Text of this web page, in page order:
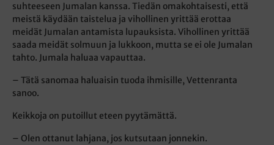
suhteeseen Jumalan kanssa. Tiedän omakohtaisesti, että
meistä käydään taistelua ja vihollinen yrittää erottaa
meidät Jumalan antamista lupauksista. Vihollinen yrittää
saada meidät solmuun ja lukkoon, mutta se ei ole Jumalan
tahto. Jumala haluaa vapauttaa.
– Tätä sanomaa haluaisin tuoda ihmisille, Vettenranta
sanoo.
Keikkoja on putoillut eteen pyytämättä.
– Olen ottanut lahjana, jos kutsutaan jonnekin.